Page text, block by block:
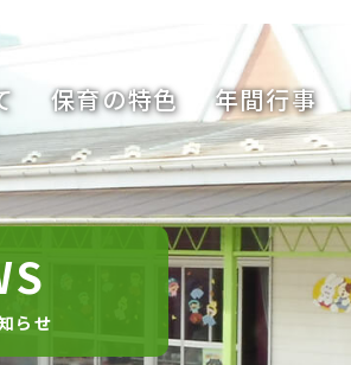
保育の特色 年間行事
らせ